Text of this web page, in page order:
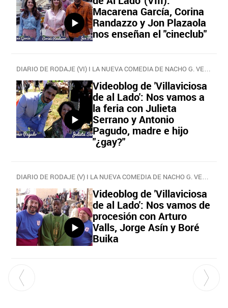
Macarena García, Corina
Randazzo y Jon Plazaola
nos enseñan el "cineclub"
DIARIO DE RODAJE (VI) I LA NUEVA COMEDIA DE NACHO G. VELILLA
Videoblog de 'Villaviciosa
de al Lado': Nos vamos a
la feria con Julieta
Serrano y Antonio
Pagudo, madre e hijo
"¿gay?"
DIARIO DE RODAJE (V) I LA NUEVA COMEDIA DE NACHO G. VELILLA
Videoblog de 'Villaviciosa
de al Lado': Nos vamos de
procesión con Arturo
Valls, Jorge Asín y Boré
Buika